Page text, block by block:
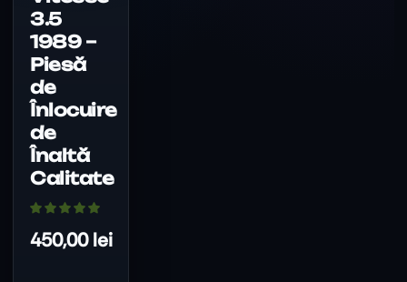
3.5
1989 –
Piesă
de
Înlocuire
de
Înaltă
Calitate
450,00lei
fi
alese
în
pagina
produsului.